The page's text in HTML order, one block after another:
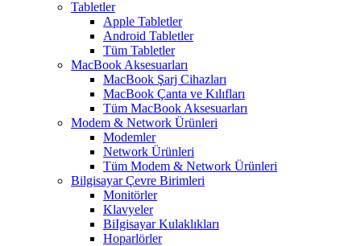
Tabletler
Apple Tabletler
Android Tabletler
Tüm Tabletler
MacBook Aksesuarları
MacBook Şarj Cihazları
MacBook Çanta ve Kılıfları
Tüm MacBook Aksesuarları
Modem & Network Ürünleri
Modemler
Network Ürünleri
Tüm Modem & Network Ürünleri
Bilgisayar Çevre Birimleri
Monitörler
Klavyeler
BiIgisayar Kulaklıkları
Hoparlörler